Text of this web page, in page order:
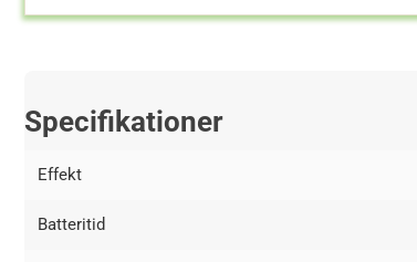
Specifikationer
Effekt
Batteritid